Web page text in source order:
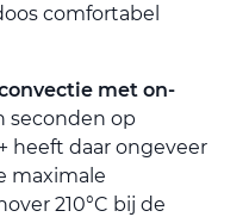
comfortabel
met on-
seconden op
heeft daar ongeveer
maximale
210°C bij de